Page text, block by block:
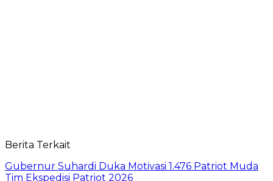
Berita Terkait
Gubernur Suhardi Duka Motivasi 1.476 Patriot Muda
Tim Ekspedisi Patriot 2026